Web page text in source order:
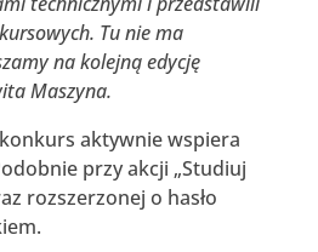
Tu nie ma
na kolejną edycję
Maszyna.
aktywnie wspiera
przy akcji „Studiuj
rozszerzonej o hasło